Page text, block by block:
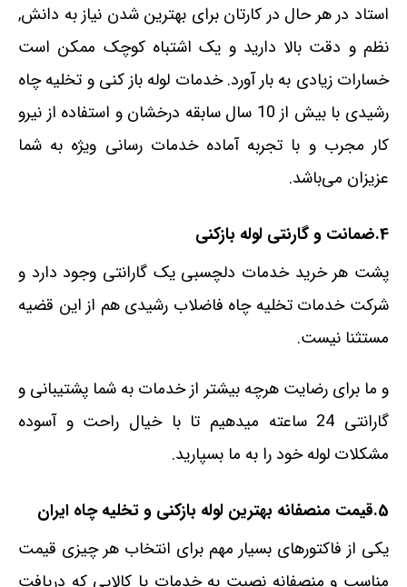
استاد در هر حال در کارتان برای بهترین شدن نیاز به دانش,
نظم و دقت بالا دارید و یک اشتباه کوچک ممکن است
خسارات زیادی به بار آورد. خدمات لوله باز کنی و تخلیه چاه
رشیدی با بیش از 10 سال سابقه درخشان و استفاده از نیرو
کار مجرب و با تجربه آماده خدمات رسانی ویژه به شما
عزیزان می‌باشد.
4.ضمانت و گارنتی لوله بازکنی
پشت هر خرید خدمات دلچسبی یک گارانتی وجود دارد و
شرکت خدمات تخلیه چاه فاضلاب رشیدی هم از این قضیه
مستثنا نیست.
و ما برای رضایت هرچه بیشتر از خدمات به شما پشتیبانی و
گارانتی 24 ساعته میدهیم تا با خیال راحت و آسوده
مشکلات لوله خود را به ما بسپارید.
5.قیمت منصفانه بهترین لوله بازکنی و تخلیه چاه ایران
یکی از فاکتور‌های بسیار مهم برای انتخاب هر چیزی قیمت
مناسب و منصفانه نصبت به خدمات یا کالایی که دریافت